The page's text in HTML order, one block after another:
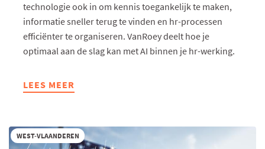
technologie ook in om kennis toegankelijk te maken,
informatie sneller terug te vinden en hr-processen
efficiënter te organiseren. VanRoey deelt hoe je
optimaal aan de slag kan met AI binnen je hr-werking.
LEES MEER
ABOUT
HR:
VAN
WEST-VLAANDEREN